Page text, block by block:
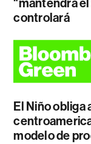
controlará
El Niño obliga
modelo de